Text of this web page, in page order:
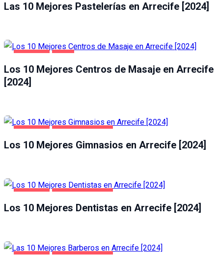
Las 10 Mejores Pastelerías en Arrecife [2024]
Los 10 Mejores Centros de Masaje en Arrecife
[2024]
Los 10 Mejores Gimnasios en Arrecife [2024]
Los 10 Mejores Dentistas en Arrecife [2024]